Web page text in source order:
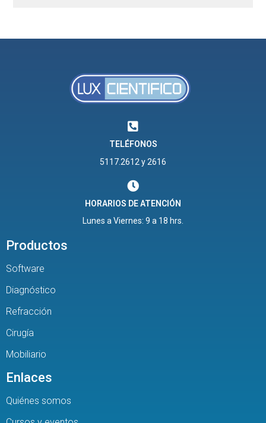
TELÉFONOS
5117.2612 y 2616
HORARIOS DE ATENCIÓN
Lunes a Viernes: 9 a 18 hrs.
Productos
Software
Diagnóstico
Refracción
Cirugía
Mobiliario
Enlaces
Quiénes somos